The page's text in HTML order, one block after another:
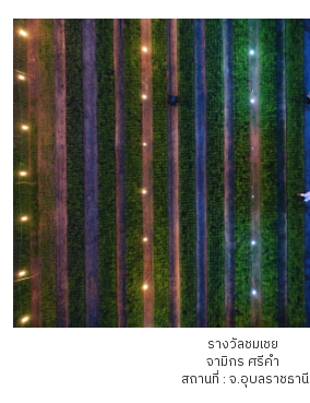
รางวัลชมเชย
จามิกร ศรีคำ
สถานที่ : จ.อุบลราชธานี